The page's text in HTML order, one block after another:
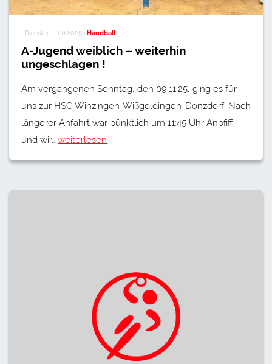
· Dienstag, 11.11.2025 · Handball ·
A-Jugend weiblich – weiterhin
ungeschlagen !
Am vergangenen Sonntag, den 09.11.25, ging es für
uns zur HSG Winzingen-Wißgoldingen-Donzdorf. Nach
längerer Anfahrt war pünktlich um 11:45 Uhr Anpfiff
und wir… weiterlesen